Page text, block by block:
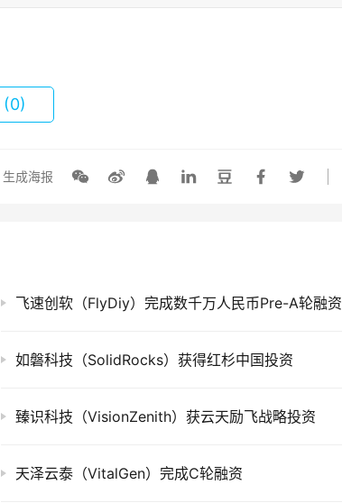
(0)
生成海报
飞速创软（FlyDiy）完成数千万人民币Pre-A轮融资
如磐科技（SolidRocks）获得红杉中国投资
臻识科技（VisionZenith）获云天励飞战略投资
天泽云泰（VitalGen）完成C轮融资